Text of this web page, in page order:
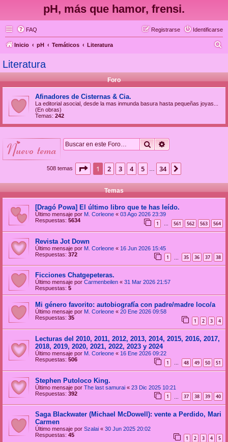
pH, más que hamor, frensi.
FAQ Identificarse
Registrarse
Inicio pH Temáticos Literatura
c
Literatura
Foro
Afinadores de Cisternas & Cia.
La editorial asocial, desde la mas inmunda basura hasta pequeñas joyas...
(En obras)
Temas: 242
nuevo tema Buscar
508 temas Página de 34
1 2 3 4 5 34
Temas
[Dragó Powa] El último libro que te has leído.
Último mensaje por M. Corleone « 03 Ago 2026 23:39
Respuestas: 5634 1 … 561 562 563 564
Revista Jot Down
Último mensaje por M. Corleone « 16 Jun 2026 15:45
Respuestas: 372 1 35 36 37 38
Ficciones Chatgepeteras.
Último mensaje por Carmenbeilen « 31 Mar 2026 21:57
Respuestas: 5
Mi género favorito: autobiografía con padre/madre loco/a
Último mensaje por M. Corleone « 20 Ene 2026 09:58
Respuestas: 35 1 2 3 4
Lecturas del 2010, 2011, 2012, 2013, 2014, 2015, 2016, 2017,
2018, 2019, 2020, 2021, 2022, 2023 y 2024
Último mensaje por M. Corleone « 16 Ene 2026 09:22
Respuestas: 506 1 … 48 49 50 51
Stephen Putoloco King.
Último mensaje por The last samurai « 23 Dic 2025 10:21
Respuestas: 392 1 37 38 39 40
Saga Blackwater (Michael McDowell): vente a Perdido, Mari
Carmen
Último mensaje por Szalai « 30 Jun 2025 20:02
Respuestas: 45 1 2 3 4 5